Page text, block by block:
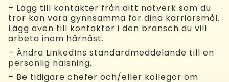
– Lägg till kontakter från ditt nätverk som du
tror kan vara gynnsamma för dina karriärsmål.
Lägg även till kontakter i den bransch du vill
arbeta inom härnäst.
– Ändra LinkedIns standardmeddelande till en
personlig hälsning.
– Be tidigare chefer och/eller kollegor om